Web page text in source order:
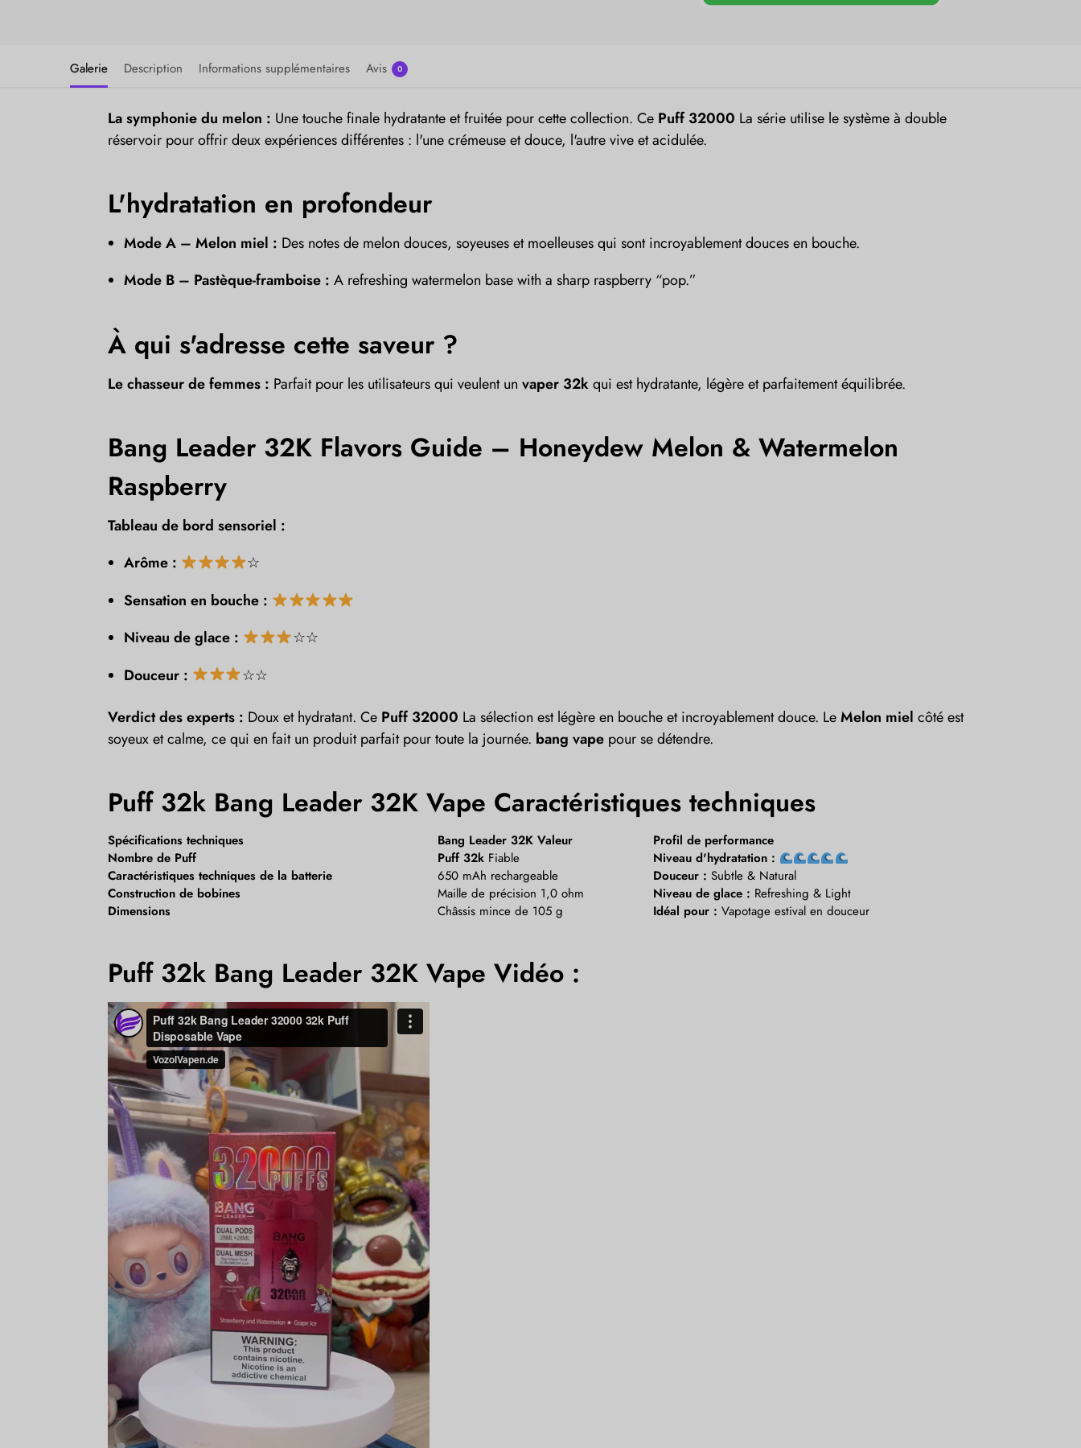
Galerie Description Informations supplémentaires Avis 0
La symphonie du melon : Une touche finale hydratante et fruitée pour cette collection. Ce Puff 32000 La série utilise le système à double
réservoir pour offrir deux expériences différentes : l'une crémeuse et douce, l'autre vive et acidulée.
L'hydratation en profondeur
Mode A – Melon miel : Des notes de melon douces, soyeuses et moelleuses qui sont incroyablement douces en bouche.
Mode B – Pastèque-framboise : A refreshing watermelon base with a sharp raspberry “pop.”
À qui s'adresse cette saveur ?
Le chasseur de femmes : Parfait pour les utilisateurs qui veulent unvaper 32kqui est hydratante, légère et parfaitement équilibrée.
Bang Leader 32K Flavors Guide – Honeydew Melon & Watermelon
Raspberry
Tableau de bord sensoriel :
Arôme :
☆
Sensation en bouche :
Niveau de glace :
☆☆
Douceur :
☆☆
Verdict des experts : Doux et hydratant. Ce Puff 32000 La sélection est légère en bouche et incroyablement douce. LeMelon miel côté est
soyeux et calme, ce qui en fait un produit parfait pour toute la journée. bang vape pour se détendre.
Puff 32k Bang Leader 32K Vape Caractéristiques techniques
Spécifications techniques Bang Leader 32K Valeur
Profil de performance
Nombre de Puff
Puff 32k Fiable
Niveau d'hydratation :
Caractéristiques techniques de la batterie
650 mAh rechargeable Douceur : Subtle & Natural
Construction de bobines
Maille de précision 1,0 ohm Niveau de glace : Refreshing & Light
Dimensions
Châssis mince de 105 g Idéal pour : Vapotage estival en douceur
Puff 32k Bang Leader 32K VapeVidéo :